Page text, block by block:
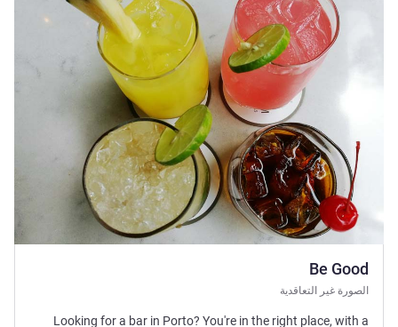
Be Good
الصورة غير التعاقدية
Looking for a bar in Porto? You're in the right place, with a